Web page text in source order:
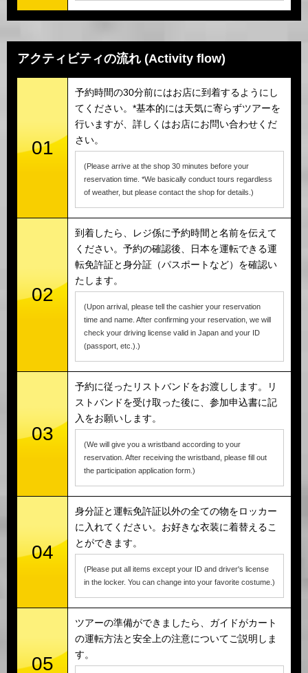
アクティビティの流れ (Activity flow)
01
予約時間の30分前にはお店に到着するようにし
てください。*基本的には天気に寄らずツアーを
行いますが、詳しくはお店にお問い合わせくだ
さい。
(Please arrive at the shop 30 minutes before your
reservation time. *We basically conduct tours regardless
of weather, but please contact the shop for details.)
02
到着したら、レジ係に予約時間と名前を伝えて
ください。予約の確認後、日本を運転できる運
転免許証と身分証（パスポートなど）を確認い
たします。
(Upon arrival, please tell the cashier your reservation
time and name. After confirming your reservation, we will
check your driving license valid in Japan and your ID
(passport, etc.).)
03
予約に従ったリストバンドをお渡しします。リ
ストバンドを受け取った後に、参加申込書に記
入をお願いします。
(We will give you a wristband according to your
reservation. After receiving the wristband, please fill out
the participation application form.)
04
身分証と運転免許証以外の全ての物をロッカー
に入れてください。お好きな衣装に着替えるこ
とができます。
(Please put all items except your ID and driver's license
in the locker. You can change into your favorite costume.)
05
ツアーの準備ができましたら、ガイドがカート
の運転方法と安全上の注意についてご説明しま
す。